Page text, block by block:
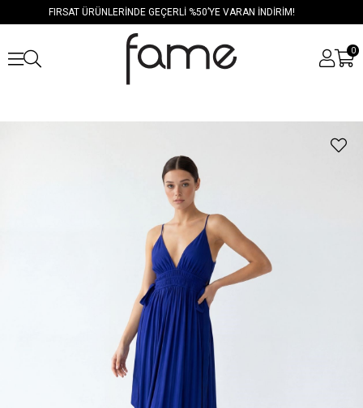
FIRSAT ÜRÜNLERİNDE GEÇERLİ %50’YE VARAN İNDİRİM!
0